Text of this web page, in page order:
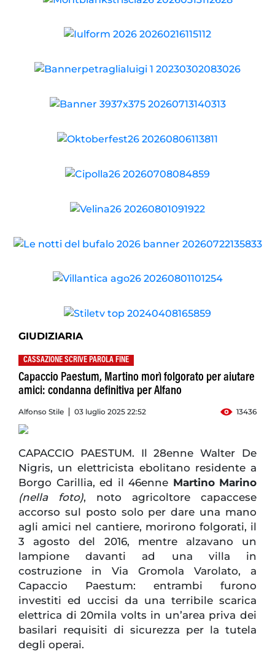
GIUDIZIARIA
CASSAZIONE SCRIVE PAROLA FINE
Capaccio Paestum, Martino morì folgorato per aiutare
amici: condanna definitiva per Alfano
Alfonso Stile 03 luglio 2025 22:52 13436
CAPACCIO PAESTUM. Il 28enne Walter De
Nigris, un elettricista ebolitano residente a
Borgo Carillia, ed il 46enne Martino Marino
(nella foto), noto agricoltore capaccese
accorso sul posto solo per dare una mano
agli amici nel cantiere, morirono folgorati, il
3 agosto del 2016, mentre alzavano un
lampione davanti ad una villa in
costruzione in Via Gromola Varolato, a
Capaccio Paestum: entrambi furono
investiti ed uccisi da una terribile scarica
elettrica di 20mila volts in un’area priva dei
basilari requisiti di sicurezza per la tutela
degli operai.